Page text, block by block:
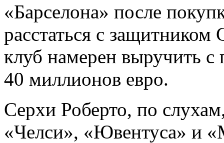
«Барселона» после
расстаться с
клуб намерен выручить с
40 миллионов евро.
Серхи Роберто, по
«Челси», «Ювентуса» и